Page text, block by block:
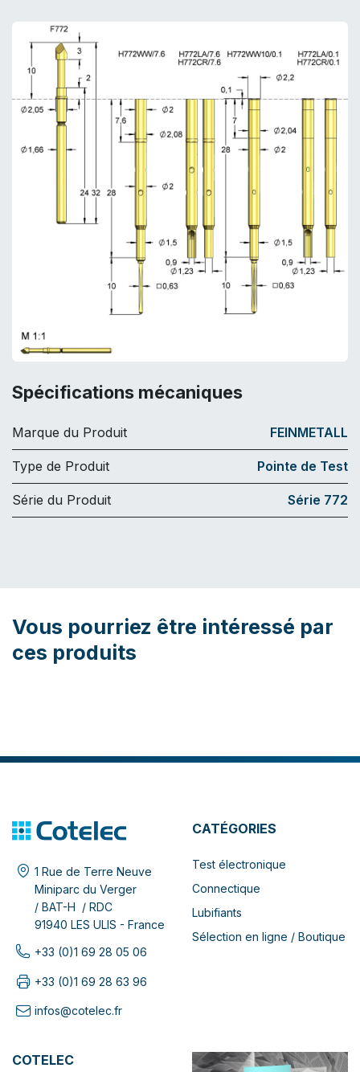
Spécifications mécaniques
Marque du Produit FEINMETALL
Type de Produit Pointe de Test
Série du Produit Série 772
Vous pourriez être intéressé par
ces produits
1 Rue de Terre Neuve
Miniparc du Verger
/ BAT-H / RDC
91940 LES ULIS - France
+33 (0)1 69 28 05 06
+33 (0)1 69 28 63 96
infos@cotelec.fr
CATÉGORIES
Test électronique
Connectique
Lubifiants
Sélection en ligne / Boutique
COTELEC